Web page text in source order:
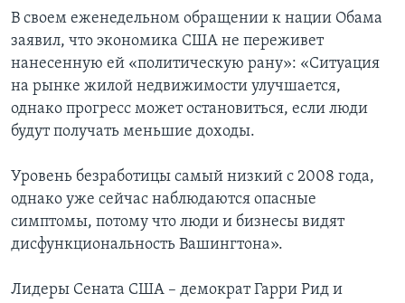
В своем еженедельном обращении к нации Обама
заявил, что экономика США не переживет
нанесенную ей «политическую рану»: «Ситуация
на рынке жилой недвижимости улучшается,
однако прогресс может остановиться, если люди
будут получать меньшие доходы.
Уровень безработицы самый низкий с 2008 года,
однако уже сейчас наблюдаются опасные
симптомы, потому что люди и бизнесы видят
дисфункциональность Вашингтона».
Лидеры Сената США – демократ Гарри Рид и